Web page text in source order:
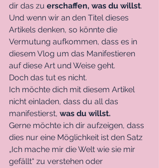
dir das zu erschaffen, was du willst.
Und wenn wir an den Titel dieses
Artikels denken, so könnte die
Vermutung aufkommen, dass es in
diesem Vlog um das Manifestieren
auf diese Art und Weise geht.
Doch das tut es nicht.
Ich möchte dich mit diesem Artikel
nicht einladen, dass du all das
manifestierst, was du willst.
Gerne möchte ich dir aufzeigen, dass
dies nur eine Möglichkeit ist den Satz
„Ich mache mir die Welt wie sie mir
gefällt“ zu verstehen oder